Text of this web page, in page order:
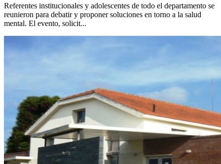
Referentes institucionales y adolescentes de todo el departamento se
reunieron para debatir y proponer soluciones en torno a la salud
mental. El evento, solicit...